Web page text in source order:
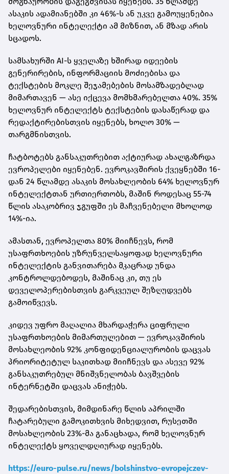
ასაკის ადამიანებში კი 46%-ს ან უკვე გამოუყენებია
ხელოვნური ინტელექტი ამ მიზნით, ან მზად არის
სცადოს.
სამსახურში AI-ს ყველაზე ხშირად იდეების
გენერირების, ინფორმაციის მოძიებისა და
ტექსტების მოკლე შეჯამებების მოსამზადებლად
მიმართავენ — ასე იქცევა მომხმარებელთა 40%. 35%
ხელოვნურ ინტელექტს ტექსტების დასაწერად და
რედაქტირებისთვის იყენებს, ხოლო 30% —
თარგმნისთვის.
ჩატბოტებს განსაკუთრებით აქტიურად ახალგაზრდა
ევროპელები იყენებენ. ევროკავშირის ქვეყნებში 16-
დან 24 წლამდე ასაკის მოსახლეობის 64% ხელოვნურ
ინტელექტთან ურთიერთობს, მაშინ როდესაც 55-74
წლის ასაკობრივ ჯგუფში ეს მაჩვენებელი მხოლოდ
14%-ია.
ამასთან, ევროპელთა 80% მიიჩნევს, რომ
უსაფრთხოების უზრუნველსაყოფად ხელოვნური
ინტელექტის განვითარება მკაცრად უნდა
კონტროლდებოდეს, მაშინაც კი, თუ ეს
დეველოპერებისთვის გარკვეულ შეზღუდვებს
გამოიწვევს.
კიდევ უფრო მაღალია მხარდაჭერა ციფრული
უსაფრთხოების მიმართულებით — ევროკავშირის
მოსახლეობის 92% კონფიდენციალურობის დაცვას
პრიორიტეტულ საკითხად მიიჩნევს და ასევე 92%
განსაკუთრებულ მნიშვნელობას ბავშვების
ინტერნეტში დაცვას ანიჭებს.
შედარებისთვის, მიმდინარე წლის აპრილში
ჩატარებული გამოკითხვის მიხედვით, რუსეთში
მოსახლეობის 23%-მა განაცხადა, რომ ხელოვნურ
ინტელექტს ყოველდღიურად იყენებს.
https://euro-pulse.ru/news/bolshinstvo-evropejczev-